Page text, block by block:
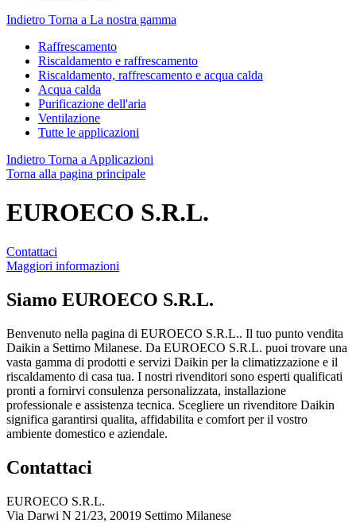
Indietro Torna a La nostra gamma
Raffrescamento
Riscaldamento e raffrescamento
Riscaldamento, raffrescamento e acqua calda
Acqua calda
Purificazione dell'aria
Ventilazione
Tutte le applicazioni
Indietro Torna a Applicazioni
Torna alla pagina principale
EUROECO S.R.L.
Contattaci
Maggiori informazioni
Siamo EUROECO S.R.L.
Benvenuto nella pagina di EUROECO S.R.L.. Il tuo punto vendita
Daikin a Settimo Milanese. Da EUROECO S.R.L. puoi trovare una
vasta gamma di prodotti e servizi Daikin per la climatizzazione e il
riscaldamento di casa tua. I nostri rivenditori sono esperti qualificati
pronti a fornirvi consulenza personalizzata, installazione
professionale e assistenza tecnica. Scegliere un rivenditore Daikin
significa garantirsi qualita, affidabilita e comfort per il vostro
ambiente domestico e aziendale.
Contattaci
EUROECO S.R.L.
Via Darwi N 21/23, 20019 Settimo Milanese